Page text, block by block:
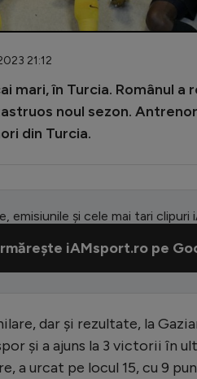
21:12
mari, în Turcia. Românul a
noul sezon.
din Turcia.
emisiunile și cele mai tari clipuri
iAMsport.ro pe
dar și rezultate, la
și a ajuns la 3 victorii în
a urcat pe locul 15, cu 9